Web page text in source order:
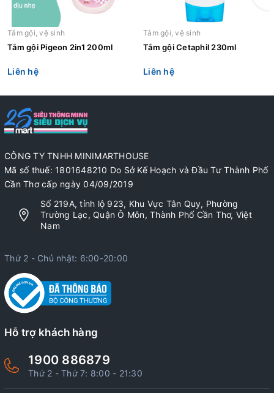
Tắm gội, vệ sinh
Tắm gội Pigeon 2in1 200ml
Liên hệ
Tắm gội, vệ sinh
Tắm gội Cetaphil 230ml
Liên hệ
CÔNG TY TNHH MINIMARTHOUSE
Mã số thuế: 1801648210 Do Sở Kế Hoạch và Đầu Tư Thành Phố
Cần Thơ cấp ngày 04/09/2019
Số 219A, tỉnh lộ 923, Khu Vực Tân Quy, Phường
Trường Lạc, Quận Ô Môn, Thành Phố Cần Thơ, Việt
Nam
Thứ 2 - Chủ nhật: 6:00-20:00
Hỗ trợ khách hàng
1900 886879
Thứ 2 - Thứ 7: 8:00 - 21:30